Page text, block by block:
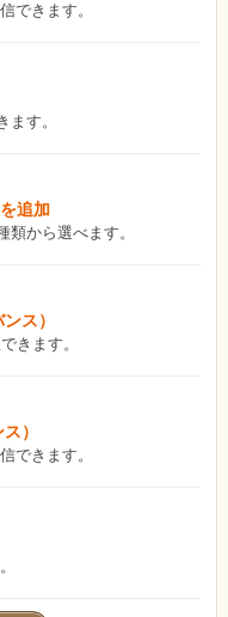
できます。
す。
追加
から選べます。
ス）
きます。
）
できます。